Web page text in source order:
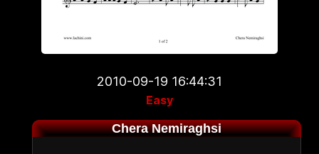
2010-09-19 16:44:31
Easy
Chera Nemiraghsi